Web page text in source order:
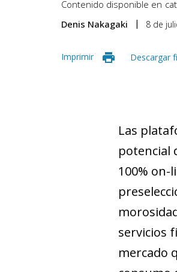
Contenido disponible en
Denis Nakagaki
8 de
Imprimir Descargar
Las
potencial
100% on-
servicios
mercado